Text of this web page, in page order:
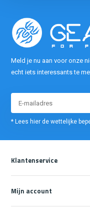
Meld je nu aan voor onze
echt iets interessants te
* Lees hier de wettelijke
Klantenservice
Mijn account